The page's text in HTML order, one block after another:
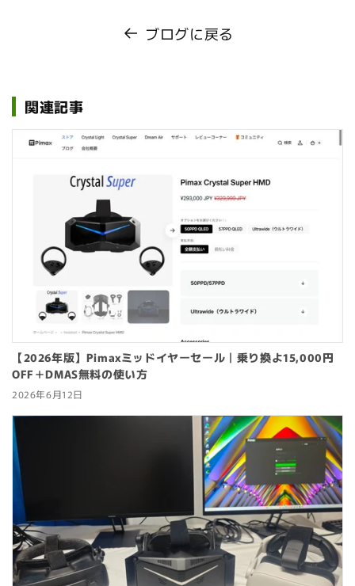
ブログに戻る
関連記事
【2026年版】Pimaxミッドイヤーセール｜乗り換よ15,000円
OFF＋DMAS無料の使い方
2026年6月12日